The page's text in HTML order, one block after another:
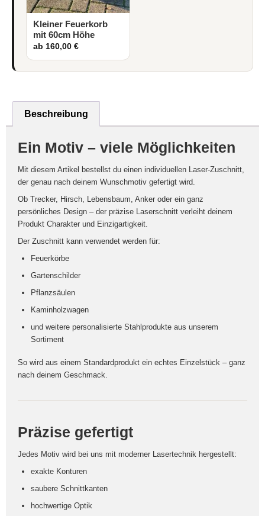
Kleiner Feuerkorb
mit 60cm Höhe
ab 160,00 €
Beschreibung
Ein Motiv – viele Möglichkeiten
Mit diesem Artikel bestellst du einen individuellen Laser-Zuschnitt,
der genau nach deinem Wunschmotiv gefertigt wird.
Ob Trecker, Hirsch, Lebensbaum, Anker oder ein ganz
persönliches Design – der präzise Laserschnitt verleiht deinem
Produkt Charakter und Einzigartigkeit.
Der Zuschnitt kann verwendet werden für:
Feuerkörbe
Gartenschilder
Pflanzsäulen
Kaminholzwagen
und weitere personalisierte Stahlprodukte aus unserem
Sortiment
So wird aus einem Standardprodukt ein echtes Einzelstück – ganz
nach deinem Geschmack.
Präzise gefertigt
Jedes Motiv wird bei uns mit moderner Lasertechnik hergestellt:
exakte Konturen
saubere Schnittkanten
hochwertige Optik